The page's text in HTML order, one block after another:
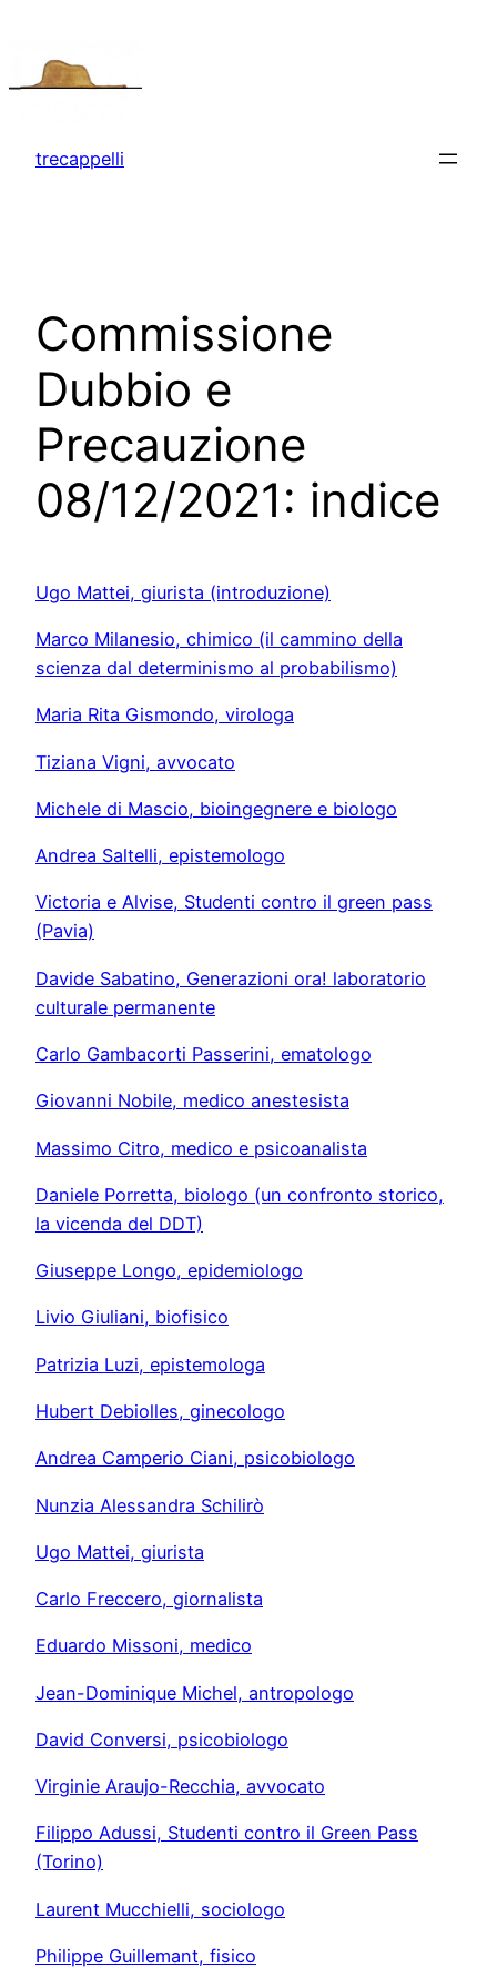
contenuto
trecappelli
Commissione
Dubbio e
Precauzione
08/12/2021: indice
Ugo Mattei, giurista (introduzione)
Marco Milanesio, chimico (il cammino della
scienza dal determinismo al probabilismo)
Maria Rita Gismondo, virologa
Tiziana Vigni, avvocato
Michele di Mascio, bioingegnere e biologo
Andrea Saltelli, epistemologo
Victoria e Alvise, Studenti contro il green pass
(Pavia)
Davide Sabatino, Generazioni ora! laboratorio
culturale permanente
Carlo Gambacorti Passerini, ematologo
Giovanni Nobile, medico anestesista
Massimo Citro, medico e psicoanalista
Daniele Porretta, biologo (un confronto storico,
la vicenda del DDT)
Giuseppe Longo, epidemiologo
Livio Giuliani, biofisico
Patrizia Luzi, epistemologa
Hubert Debiolles, ginecologo
Andrea Camperio Ciani, psicobiologo
Nunzia Alessandra Schilirò
Ugo Mattei, giurista
Carlo Freccero, giornalista
Eduardo Missoni, medico
Jean-Dominique Michel, antropologo
David Conversi, psicobiologo
Virginie Araujo-Recchia, avvocato
Filippo Adussi, Studenti contro il Green Pass
(Torino)
Laurent Mucchielli, sociologo
Philippe Guillemant, fisico